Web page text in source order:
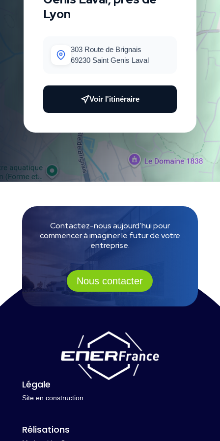
Lyon
303 Route de Brignais
69230 Saint Genis Laval
Voir l'itinéraire
Contactez-nous aujourd’hui pour
commencer à imaginer le futur de votre
entreprise.
Nous contacter
Légale
Site en construction
Rélisations